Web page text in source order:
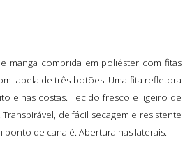
manga comprida em poliéster com fitas
lapela de três botões. Uma fita refletora
e nas costas. Tecido fresco e ligeiro de
de fácil secagem e resistente
de canalé. Abertura nas laterais.